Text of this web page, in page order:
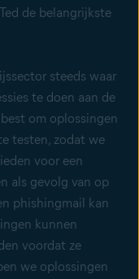
de belangrijkste
steeds waar
te doen aan de
om oplossingen
testen, zodat we
voor een
als gevolg van op
phishingmail kan
kunnen
voordat ze
we oplossingen